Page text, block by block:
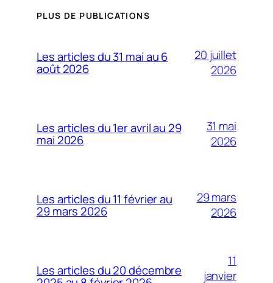
PLUS DE PUBLICATIONS
Les articles du 31 mai au 6
août 2026
20 juillet
2026
Les articles du 1er avril au 29
mai 2026
31 mai
2026
Les articles du 11 février au
29 mars 2026
29 mars
2026
Les articles du 20 décembre
11
janvier